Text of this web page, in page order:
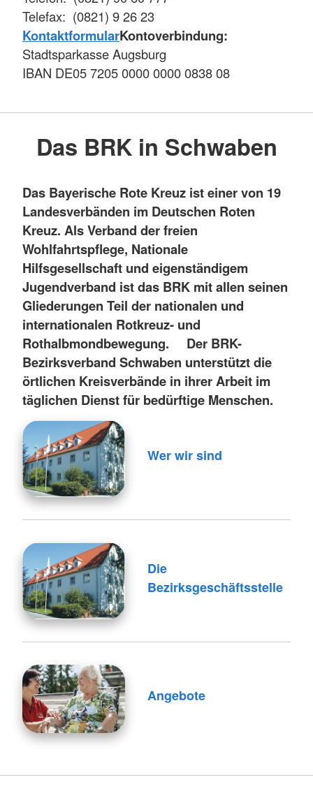
Telefax: (0821) 9 26 23
KontaktformularKontoverbindung:
Stadtsparkasse Augsburg
IBAN DE05 7205 0000 0000 0838 08
Das BRK in Schwaben
Das Bayerische Rote Kreuz ist einer von 19
Landesverbänden im Deutschen Roten
Kreuz. Als Verband der freien
Wohlfahrtspflege, Nationale
Hilfsgesellschaft und eigenständigem
Jugendverband ist das BRK mit allen seinen
Gliederungen Teil der nationalen und
internationalen Rotkreuz- und
Rothalbmondbewegung.
Der BRK-
Bezirksverband Schwaben unterstützt die
örtlichen Kreisverbände in ihrer Arbeit im
täglichen Dienst für bedürftige Menschen.
Wer wir sind
Die
Bezirksgeschäftsstelle
Angebote